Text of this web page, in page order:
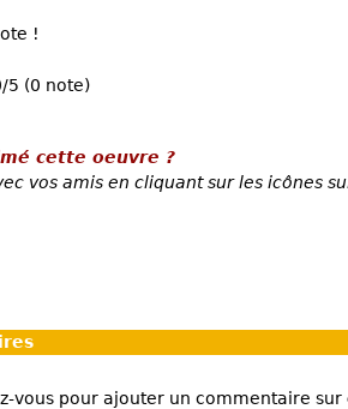
!
5 (0 note)
cette oeuvre ?
vos amis en cliquant sur les icônes
vous pour ajouter un commentaire sur